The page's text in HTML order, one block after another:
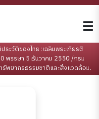
ระวัติของไทย :เฉลิมพระเกียรติ
พรรษา 5 ธันวาคม 2550 /กรม
พยากรธรรมชาติและสิ่งแวดล้อม.